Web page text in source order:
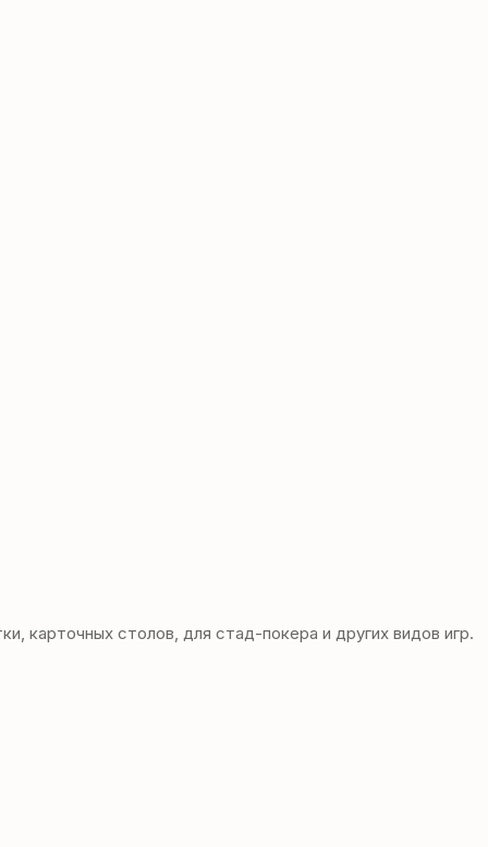
карточных столов, для стад-покера и других видов игр.